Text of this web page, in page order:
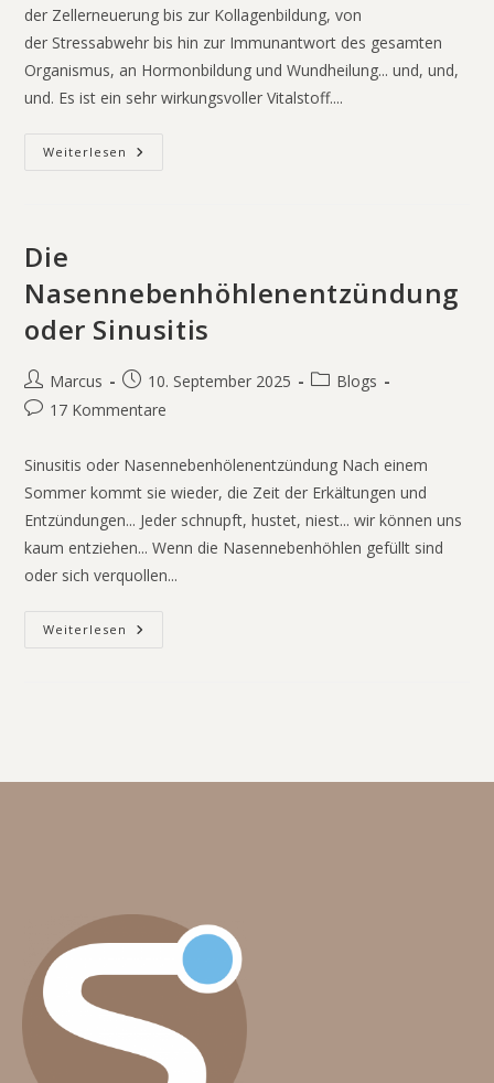
der Zellerneuerung bis zur Kollagenbildung, von
der Stressabwehr bis hin zur Immunantwort des gesamten
Organismus, an Hormonbildung und Wundheilung... und, und,
und. Es ist ein sehr wirkungsvoller Vitalstoff....
Weiterlesen
Die
Nasennebenhöhlenentzündung
oder Sinusitis
Marcus 10. September 2025
Blogs
17 Kommentare
Sinusitis oder Nasennebenhölenentzündung Nach einem
Sommer kommt sie wieder, die Zeit der Erkältungen und
Entzündungen... Jeder schnupft, hustet, niest... wir können uns
kaum entziehen... Wenn die Nasennebenhöhlen gefüllt sind
oder sich verquollen...
Weiterlesen